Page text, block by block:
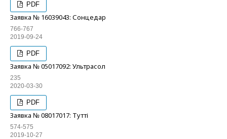
PDF
Заявка № 16039043: Сонцедар
766-767
2019-09-24
PDF
Заявка № 05017092: Ультрасол
235
2020-03-30
PDF
Заявка № 08017017: Тутті
574-575
2019-10-27